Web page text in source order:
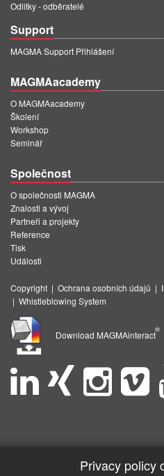
Odlitky - odběratelé
Support
MAGMA Support Přihlášení
MAGMAacademy
O MAGMAacademy
Školení
Workshop
Seminář
Společnost
O společnosti MAGMA
Znalosti a vývoj
Partneři a projekty
Reference
Tisk
Události
Copyright | Ochrana osobních údajů |
| Whistleblowing System
Download MAGMAinteract
®
Privacy policy